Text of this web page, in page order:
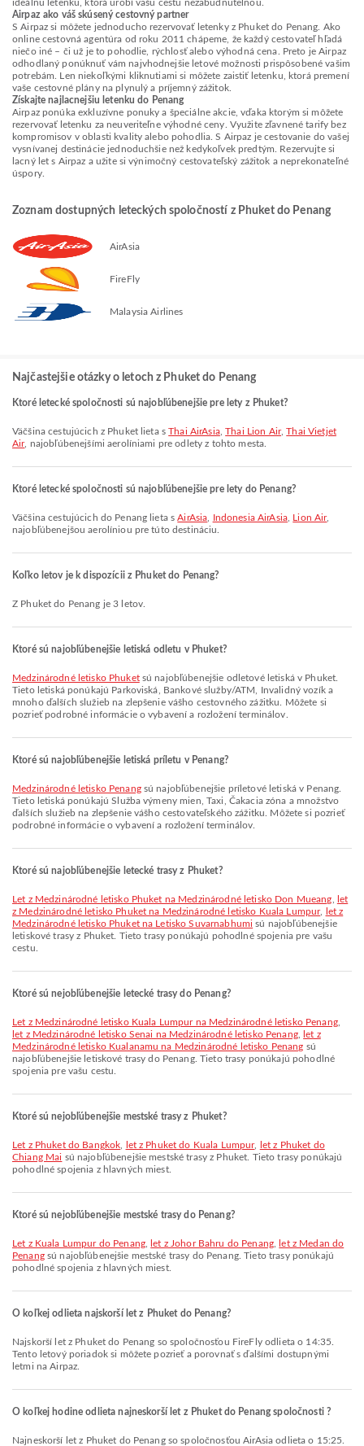
ideálnu letenku, ktorá urobí vašu cestu nezabudnuteľnou.
Airpaz ako váš skúsený cestovný partner
S Airpaz si môžete jednoducho rezervovať letenky z Phuket do Penang. Ako
online cestovná agentúra od roku 2011 chápeme, že každý cestovateľ hľadá
niečo iné – či už je to pohodlie, rýchlosť alebo výhodná cena. Preto je Airpaz
odhodlaný ponúknuť vám najvhodnejšie letové možnosti prispôsobené vašim
potrebám. Len niekoľkými kliknutiami si môžete zaistiť letenku, ktorá premení
vaše cestovné plány na plynulý a príjemný zážitok.
Získajte najlacnejšiu letenku do Penang
Airpaz ponúka exkluzívne ponuky a špeciálne akcie, vďaka ktorým si môžete
rezervovať letenku za neuveriteľne výhodné ceny. Využite zľavnené tarify bez
kompromisov v oblasti kvality alebo pohodlia. S Airpaz je cestovanie do vašej
vysnívanej destinácie jednoduchšie než kedykoľvek predtým. Rezervujte si
lacný let s Airpaz a užite si výnimočný cestovateľský zážitok a neprekonateľné
úspory.
Zoznam dostupných leteckých spoločností z Phuket do Penang
AirAsia
FireFly
Malaysia Airlines
Najčastejšie otázky o letoch z Phuket do Penang
Ktoré letecké spoločnosti sú najobľúbenejšie pre lety z Phuket?
Väčšina cestujúcich z Phuket lieta sThai AirAsia,Thai Lion Air,Thai Vietjet
Air, najobľúbenejšími aerolíniami pre odlety z tohto mesta.
Ktoré letecké spoločnosti sú najobľúbenejšie pre lety do Penang?
Väčšina cestujúcich do Penang lieta sAirAsia Indonesia AirAsia, Lion Air,
najobľúbenejšou aerolíniou pre túto destináciu.
Koľko letov je k dispozícii z Phuket do Penang?
Z Phuket do Penang je 3 letov.
Ktoré sú najobľúbenejšie letiská odletu v Phuket?
Medzinárodné letisko Phuketsú najobľúbenejšie odletové letiská v Phuket.
Tieto letiská ponúkajú Parkoviská, Bankové služby/ATM, Invalidný vozík a
mnoho ďalších služieb na zlepšenie vášho cestovného zážitku. Môžete si
pozrieť podrobné informácie o vybavení a rozložení terminálov.
Ktoré sú najobľúbenejšie letiská príletu v Penang?
Medzinárodné letisko Penangsú najobľúbenejšie príletové letiská v Penang.
Tieto letiská ponúkajú Služba výmeny mien, Taxi, Čakacia zóna a množstvo
ďalších služieb na zlepšenie vášho cestovateľského zážitku. Môžete si pozrieť
podrobné informácie o vybavení a rozložení terminálov.
Ktoré sú najobľúbenejšie letecké trasy z Phuket?
let z Medzinárodné letisko Phuket na Medzinárodné letisko Don Mueang
let
z Medzinárodné letisko Phuket na Medzinárodné letisko Kuala Lumpur,
let z
Medzinárodné letisko Phuket na Letisko Suvarnabhumi sú najobľúbenejšie
letiskové trasy z Phuket. Tieto trasy ponúkajú pohodlné spojenia pre vašu
cestu.
Ktoré sú nejobľúbenejšie letecké trasy do Penang?
let z Medzinárodné letisko Kuala Lumpur na Medzinárodné letisko Penang,
let z Medzinárodné letisko Senai na Medzinárodné letisko Penang,
let z
Medzinárodné letisko Kualanamu na Medzinárodné letisko Penang sú
najobľúbenejšie letiskové trasy do Penang. Tieto trasy ponúkajú pohodlné
spojenia pre vašu cestu.
Ktoré sú nejobľúbenejšie mestské trasy z Phuket?
let z Phuket do Bangkok let z Phuket do Kuala Lumpur,
let z Phuket do
Chiang Mai sú najobľúbenejšie mestské trasy z Phuket. Tieto trasy ponúkajú
pohodlné spojenia z hlavných miest.
Ktoré sú nejobľúbenejšie mestské trasy do Penang?
let z Kuala Lumpur do Penang, let z Johor Bahru do Penang,
let z Medan do
Penangsú najobľúbenejšie mestské trasy do Penang. Tieto trasy ponúkajú
pohodlné spojenia z hlavných miest.
O koľkej odlieta najskorší let z Phuket do Penang?
Najskorší let z Phuket do Penang so spoločnosťou FireFly odlieta o 14:35.
Tento letový poriadok si môžete pozrieť a porovnať s ďalšími dostupnými
letmi na Airpaz.
O koľkej hodine odlieta najneskorší let z Phuket do Penang spoločnosti ?
Najneskorší let z Phuket do Penang so spoločnosťou AirAsia odlieta o 15:25.